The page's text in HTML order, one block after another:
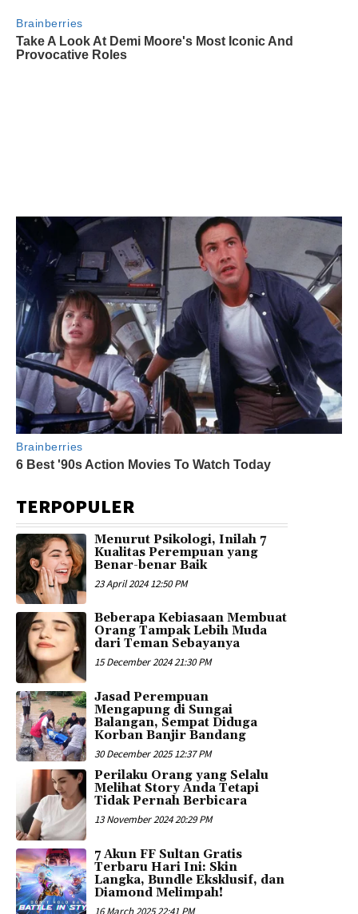
TERPOPULER
Menurut Psikologi, Inilah 7
Kualitas Perempuan yang
Benar-benar Baik
23 April 2024 12:50 PM
Beberapa Kebiasaan Membuat
Orang Tampak Lebih Muda
dari Teman Sebayanya
15 December 2024 21:30 PM
Jasad Perempuan
Mengapung di Sungai
Balangan, Sempat Diduga
Korban Banjir Bandang
30 December 2025 12:37 PM
Perilaku Orang yang Selalu
Melihat Story Anda Tetapi
Tidak Pernah Berbicara
13 November 2024 20:29 PM
7 Akun FF Sultan Gratis
Terbaru Hari Ini: Skin
Langka, Bundle Eksklusif, dan
Diamond Melimpah!
16 March 2025 22:41 PM